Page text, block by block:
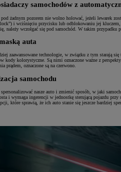
samochodów z
żadnym pozorem nie wolno holować, jeżeli lewarek
i wciśnięciu przycisku lub odblokowaniu jej
należy wczołgać się pod samochód. W takim przypadku
auta
zaawansowane technologie, w związku z tym starają
kody kolorystyczne. Są nimi oznaczone ważne z
prądem, oznaczone są na czerwono.
samochodu
nasze auto i zmienić sposób, w jaki
i wymaga ingerencji w jednostkę sterującą pojazdu
które sprawią, że ich auto stanie się jeszcze bardziej